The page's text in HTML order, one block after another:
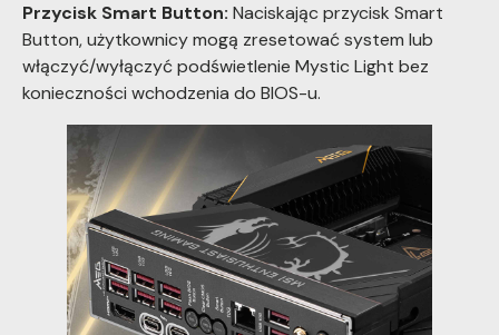
Przycisk Smart Button: Naciskając przycisk Smart
Button, użytkownicy mogą zresetować system lub
włączyć/wyłączyć podświetlenie Mystic Light bez
konieczności wchodzenia do BIOS-u.